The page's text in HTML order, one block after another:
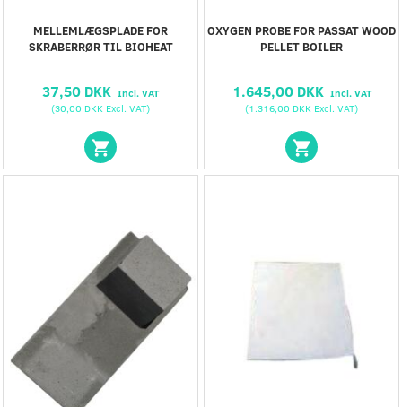
MELLEMLÆGSPLADE FOR
SKRABERRØR TIL BIOHEAT
37,50 DKK Incl. VAT
(30,00 DKK Excl. VAT)
OXYGEN PROBE FOR PASSAT WOOD
PELLET BOILER
1.645,00 DKK Incl. VAT
(1.316,00 DKK Excl. VAT)